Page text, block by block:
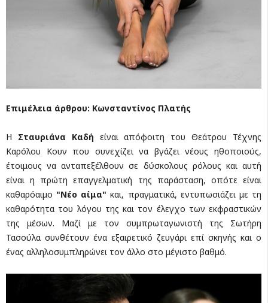
Επιμέλεια άρθρου: Κωνσταντίνος Πλατής
Η Σταυριάνα Καδή είναι απόφοιτη του Θεάτρου Τέχνης
Καρόλου Κουν που συνεχίζει να βγάζει νέους ηθοποιούς,
έτοιμους να ανταπεξέλθουν σε δύσκολους ρόλους και αυτή
είναι η πρώτη επαγγελματική της παράσταση, οπότε είναι
καθαρόαιμο"Νέο αίμα" και, πραγματικά, εντυπωσιάζει με τη
καθαρότητα του λόγου της και τον έλεγχο των εκφραστικών
της μέσων. Μαζί με τον συμπρωταγωνιστή της Σωτήρη
Τασούλα συνθέτουν ένα εξαιρετικό ζευγάρι επί σκηνής και ο
ένας αλληλοσυμπληρώνει τον άλλο στο μέγιστο βαθμό.